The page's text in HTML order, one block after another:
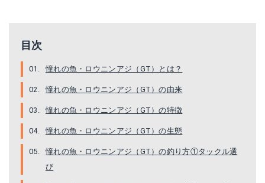
目次
憧れの魚・ロウニンアジ（GT）とは？
憧れの魚・ロウニンアジ（GT）の由来
憧れの魚・ロウニンアジ（GT）の特徴
憧れの魚・ロウニンアジ（GT）の生態
憧れの魚・ロウニンアジ（GT）の釣り方①タックル選
び
ブルポップ200
Amazonで詳細を見る
楽天で詳細を見る
Yahoo!ショッピングで見る